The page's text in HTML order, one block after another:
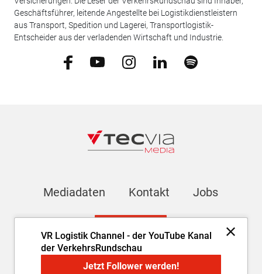
VR Logistik Channel - der YouTube Kanal
der VerkehrsRundschau
Jetzt Follower werden!
Geschäftsführer, leitende Angestellte bei Logistikdienstleistern
aus Transport, Spedition und Lagerei, Transportlogistik-
Entscheider aus der verladenden Wirtschaft und Industrie.
Mediadaten Kontakt Jobs
AGB Datenschutz Cookie-Einstellungen